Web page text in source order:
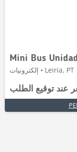
إلكترونيات • Leiria, PT
عند توقيع الطلب